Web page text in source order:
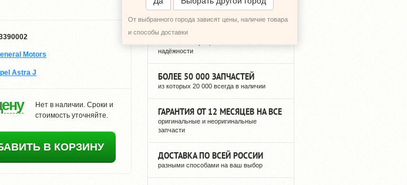
Motors
Astra J
Нет в наличии. Сроки и
стоимость уточняйте.
В КОРЗИНУ
От выбранного города зависят цены, наличие товара
и способы доставки12 ЛЕТ РЕГУЛЯРНЫХ ПОСТАВОК
надёжности
БОЛЕЕ 50 000 ЗАПЧАСТЕЙ
из которых 20 000 всегда в наличии
ГАРАНТИЯ ОТ 12 МЕСЯЦЕВ НА ВСЕ
оригинальные и неоригинальные
запчасти
ДОСТАВКА ПО ВСЕЙ РОССИИ
разными способами на ваш выбор